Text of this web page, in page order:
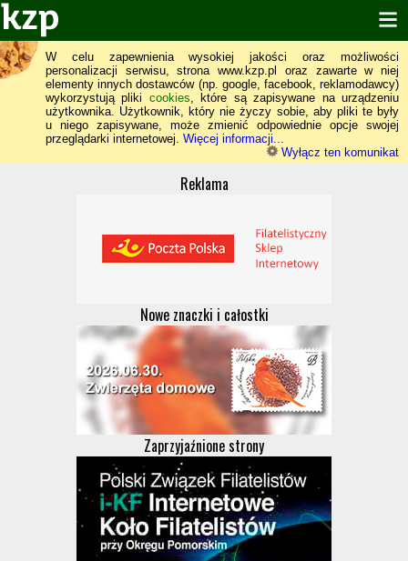
W celu zapewnienia wysokiej jakości oraz możliwości
personalizacji serwisu, strona www.kzp.pl oraz zawarte w niej
elementy innych dostawców (np. google, facebook, reklamodawcy)
wykorzystują pliki cookies, które są zapisywane na urządzeniu
użytkownika. Użytkownik, który nie życzy sobie, aby pliki te były
u niego zapisywane, może zmienić odpowiednie opcje swojej
przeglądarki internetowej. Więcej informacji...
Wyłącz ten komunikat
Reklama
Nowe znaczki i całostki
Zaprzyjaźnione strony